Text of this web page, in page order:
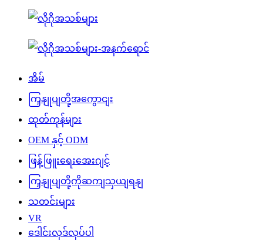
အိမ်
ကြှနျုပျတို့အကွောငျး
ထုတ်ကုန်များ
OEM နှင့် ODM
ဖြန့်ဖြူးရေးအေးဂျင့်
ကြှနျုပျတို့ကိုဆကျသှယျရနျ
သတင်းများ
VR
ဒေါင်းလုဒ်လုပ်ပါ